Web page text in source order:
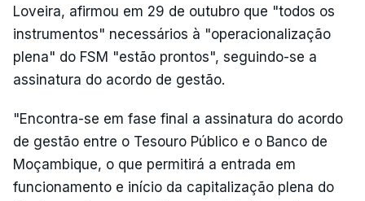
Loveira, afirmou em 29 de outubro que "todos os
instrumentos" necessários à "operacionalização
plena" do FSM "estão prontos", seguindo-se a
assinatura do acordo de gestão.
"Encontra-se em fase final a assinatura do acordo
de gestão entre o Tesouro Público e o Banco de
Moçambique, o que permitirá a entrada em
funcionamento e início da capitalização plena do